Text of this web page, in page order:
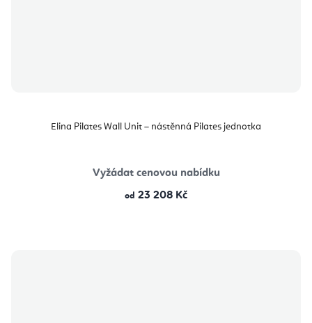
Elina Pilates Wall Unit – nástěnná Pilates jednotka
Vyžádat cenovou nabídku
od 23 208 Kč